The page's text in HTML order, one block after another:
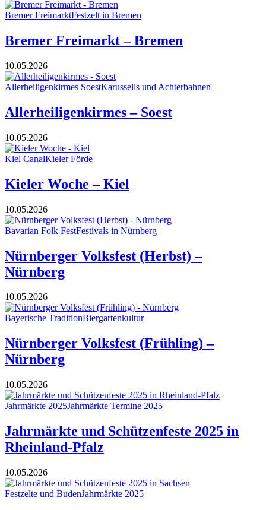
Bremer FreimarktFestzelt in Bremen
Bremer Freimarkt – Bremen
10.05.2026
Allerheiligenkirmes SoestKarussells und Achterbahnen
Allerheiligenkirmes – Soest
10.05.2026
Kiel CanalKieler Förde
Kieler Woche – Kiel
10.05.2026
Bavarian Folk FestFestivals in Nürnberg
Nürnberger Volksfest (Herbst) –
Nürnberg
10.05.2026
Bayerische TraditionBiergartenkultur
Nürnberger Volksfest (Frühling) –
Nürnberg
10.05.2026
Jahrmärkte 2025Jahrmärkte Termine 2025
Jahrmärkte und Schützenfeste 2025 in
Rheinland-Pfalz
10.05.2026
Festzelte und BudenJahrmärkte 2025